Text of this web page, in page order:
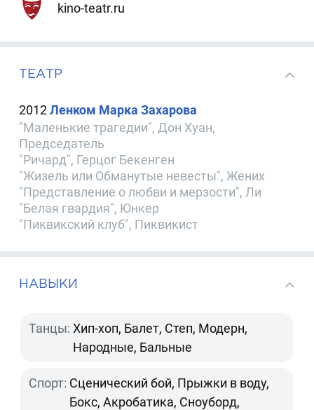
kino-teatr.ru
ТЕАТР
2012Ленком Марка Захарова
"Маленькие трагедии", Дон Хуан,
Председатель
"Ричард", Герцог Бекенген
"Жизель или Обманутые невесты", Жених
"Представление о любви и мерзости", Ли
"Белая гвардия", Юнкер
"Пиквикский клуб", Пиквикист
НАВЫКИ
Танцы: Хип-хоп, Балет, Степ, Модерн,
Народные, Бальные
Спорт: Сценический бой, Прыжки в воду,
Бокс, Акробатика, Сноуборд,